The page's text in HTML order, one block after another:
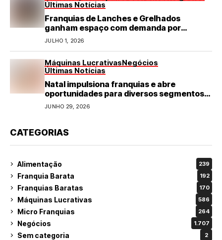
Últimas Notícias
Franquias de Lanches e Grelhados
ganham espaço com demanda por
refeições rápidas e de qualidade
JULHO 1, 2026
Máquinas LucrativasNegócios
Últimas Notícias
Natal impulsiona franquias e abre
oportunidades para diversos segmentos
do varejo
JUNHO 29, 2026
CATEGORIAS
Alimentação 239
Franquia Barata 192
Franquias Baratas 170
Máquinas Lucrativas 586
Micro Franquias 264
Negócios 1.707
Sem categoria 2